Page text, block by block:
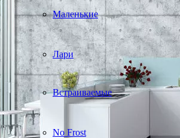
Маленькие
Лари
Встраиваемые
No Frost